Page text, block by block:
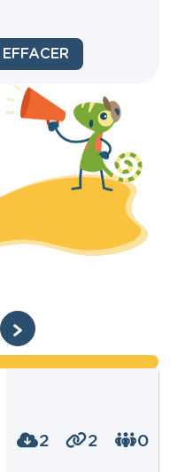
EFFACER
2 2 0